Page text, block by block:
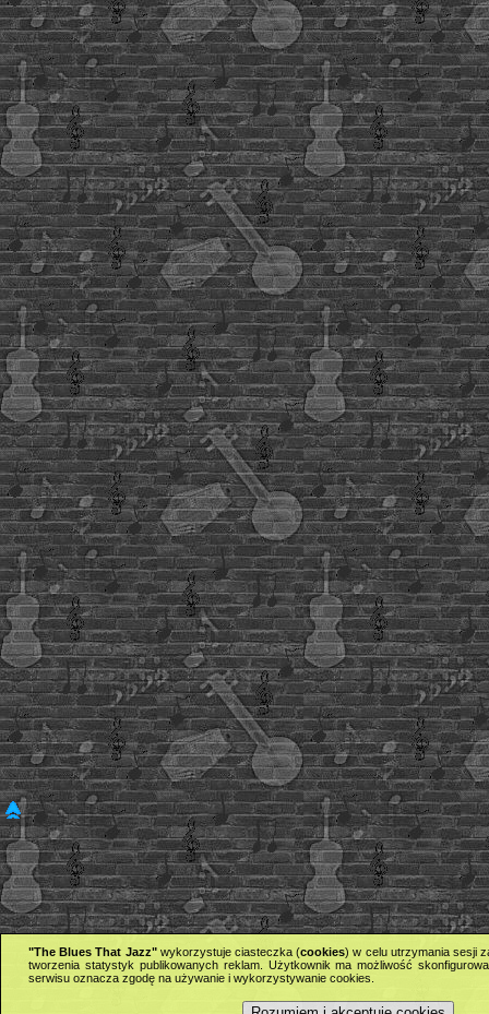
"The Blues That Jazz"wykorzystuje ciasteczka (cookies) w celu utrzymania sesji
tworzenia statystyk publikowanych reklam. Użytkownik ma możliwość
serwisu oznacza zgodę na używanie i wykorzystywanie cookies.